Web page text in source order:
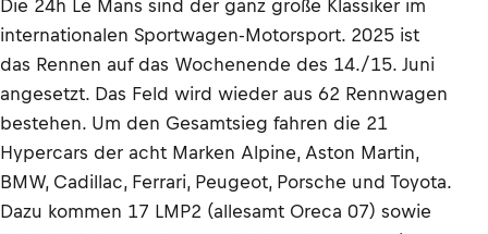
Die 24h Le Mans sind der ganz große Klassiker im
internationalen Sportwagen-Motorsport. 2025 ist
das Rennen auf das Wochenende des 14./15. Juni
angesetzt. Das Feld wird wieder aus 62 Rennwagen
bestehen. Um den Gesamtsieg fahren die 21
Hypercars der acht Marken Alpine, Aston Martin,
BMW, Cadillac, Ferrari, Peugeot, Porsche und Toyota.
Dazu kommen 17 LMP2 (allesamt Oreca 07) sowie